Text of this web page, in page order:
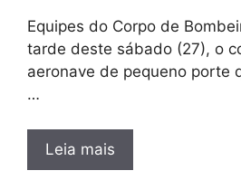
Equipes do Corpo de
tarde deste sábado (27), o
aeronave de pequeno porte
…
Leia mais